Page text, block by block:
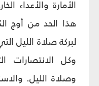
الأمارة والأعداء
هذا الحد من أوج
لبركة صلاة الليل
وكل الانتصارات
وصلاة الليل.